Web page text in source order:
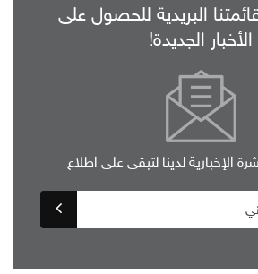
البريدية للحصول على
الأخبار الجديدة!
الإخبارية لدينا لتبقى على اطلاع